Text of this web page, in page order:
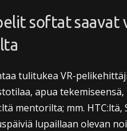
softat saavat
tulitukea VR-
apua
mentorilta; mm. HTC:ltä,
lupaillaan olevan